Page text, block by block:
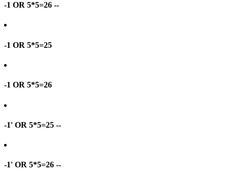
-1 OR 5*5=26 --
-1 OR 5*5=25
-1 OR 5*5=26
-1' OR 5*5=25 --
-1' OR 5*5=26 --